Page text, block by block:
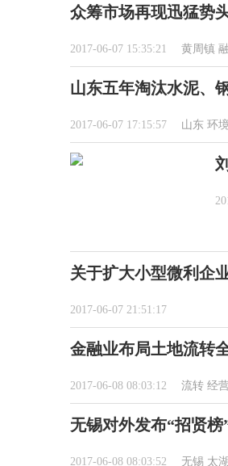
众筹市场再现迅猛势
2017-06-07 15:35:21 黄周镇
山东五年淘汰水泥、
2017-06-07 17:15:57 山东 环
关于扩大小型微利企
2017-06-07 21:51:17
金融业布局土地流转
2017-06-08 08:03:12 流转 经
无锡对外发布“招贤
2017-06-08 08:03:52 无锡 太湖